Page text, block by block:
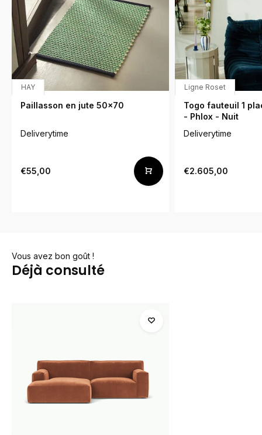
HAY
Paillasson en jute 50x70
Deliverytime
€55,00
Ligne Roset
Togo fauteuil 1
- Phlox - Nuit
Deliverytime
€2.605,00
Vous avez bon goût !
Déjà consulté